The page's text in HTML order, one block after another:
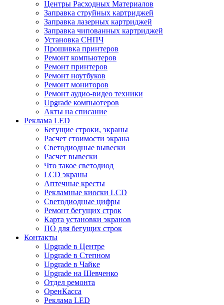
Центры Расходных Материалов
Заправка струйных картриджей
Заправка лазерных картриджей
Заправка чипованных картриджей
Установка СНПЧ
Прошивка принтеров
Ремонт компьютеров
Ремонт принтеров
Ремонт ноутбуков
Ремонт мониторов
Ремонт аудио-видео техники
Upgrade компьютеров
Акты на списание
Реклама LED
Бегущие строки, экраны
Расчет стоимости экрана
Светодиодные вывески
Расчет вывески
Что такое светодиод
LCD экраны
Аптечные кресты
Рекламные киоски LCD
Светодиодные цифры
Ремонт бегущих строк
Карта установки экранов
ПО для бегущих строк
Контакты
Upgrade в Центре
Upgrade в Степном
Upgrade в Чайке
Upgrade на Шевченко
Отдел ремонта
ОренКасса
Реклама LED